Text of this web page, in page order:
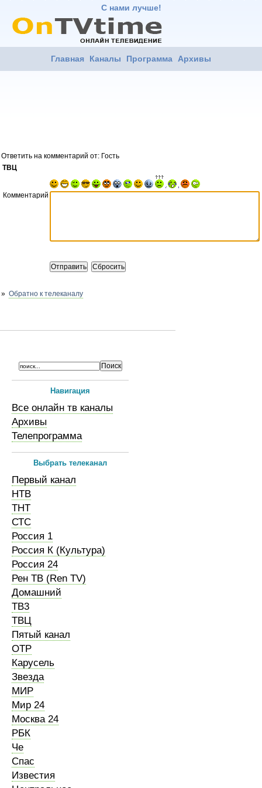
С нами лучше!
Главная Каналы Программа Архивы
Ответить на комментарий от: Гость
ТВЦ
Комментарий
» Обратно к телеканалу
Навигация
Все онлайн тв каналы
Архивы
Телепрограмма
Выбрать телеканал
Первый канал
НТВ
ТНТ
СТС
Россия 1
Россия К (Культура)
Россия 24
Рен ТВ (Ren TV)
Домашний
ТВ3
ТВЦ
Пятый канал
ОТР
Карусель
Звезда
МИР
Мир 24
Москва 24
РБК
Че
Спас
Известия